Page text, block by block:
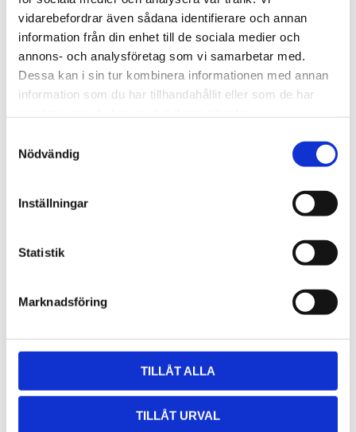
vidarebefordrar även sådana identifierare och annan
information från din enhet till de sociala medier och
annons- och analysföretag som vi samarbetar med.
Dessa kan i sin tur kombinera informationen med annan
information som du har tillhandahållit eller som de har
Nödvändig
Inställningar
Statistik
Marknadsföring
TILLÅT ALLA
TILLÅT URVAL
Lättmonterad
lasthållarfot för Thule Evo-
takräcken, för fordon med
integrerad reling.
1 795 kr
1 975 kr
720600
Lättmonterad
lasthållarfot för Thule
Edge-takräcken, för
fordon med integrerad
reling.
2 525kr
2 635kr